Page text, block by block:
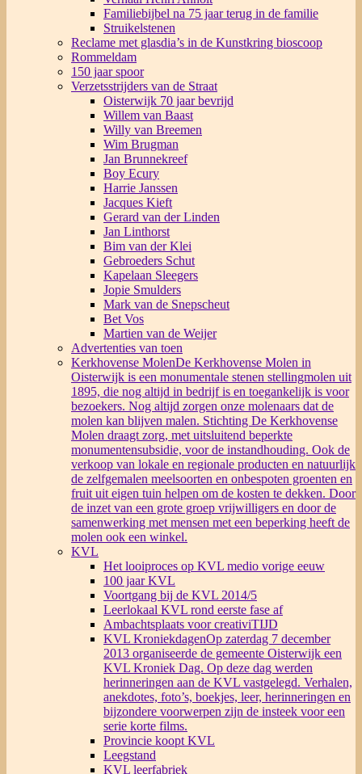
Familiebijbel na 75 jaar terug in de familie
Struikelstenen
Reclame met glasdia’s in de Kunstkring bioscoop
Rommeldam
150 jaar spoor
Verzetsstrijders van de Straat
Oisterwijk 70 jaar bevrijd
Willem van Baast
Willy van Breemen
Wim Brugman
Jan Brunnekreef
Boy Ecury
Harrie Janssen
Jacques Kieft
Gerard van der Linden
Jan Linthorst
Bim van der Klei
Gebroeders Schut
Kapelaan Sleegers
Jopie Smulders
Mark van de Snepscheut
Bet Vos
Martien van de Weijer
Advertenties van toen
Kerkhovense MolenDe Kerkhovense Molen in
Oisterwijk is een monumentale stenen stellingmolen uit
1895, die nog altijd in bedrijf is en toegankelijk is voor
bezoekers. Nog altijd zorgen onze molenaars dat de
molen kan blijven malen. Stichting De Kerkhovense
Molen draagt zorg, met uitsluitend beperkte
monumentensubsidie, voor de instandhouding. Ook de
verkoop van lokale en regionale producten en natuurlijk
de zelfgemalen meelsoorten en onbespoten groenten en
fruit uit eigen tuin helpen om de kosten te dekken. Door
de inzet van een grote groep vrijwilligers en door de
samenwerking met mensen met een beperking heeft de
molen ook een winkel.
KVL
Het looiproces op KVL medio vorige eeuw
100 jaar KVL
Voortgang bij de KVL 2014/5
Leerlokaal KVL rond eerste fase af
Ambachtsplaats voor creativiTIJD
KVL KroniekdagenOp zaterdag 7 december
2013 organiseerde de gemeente Oisterwijk een
KVL Kroniek Dag. Op deze dag werden
herinneringen aan de KVL vastgelegd. Verhalen,
anekdotes, foto’s, boekjes, leer, herinneringen en
bijzondere voorwerpen zijn de insteek voor een
serie korte films.
Provincie koopt KVL
Leegstand
KVL leerfabriek